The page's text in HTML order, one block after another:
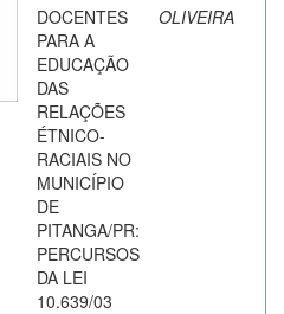
DOCENTES
PARA A
EDUCAÇÃO
DAS
RELAÇÕES
ÉTNICO-
RACIAIS NO
MUNICÍPIO
DE
PITANGA/PR:
PERCURSOS
DA LEI
10.639/03
OLIVEIRA